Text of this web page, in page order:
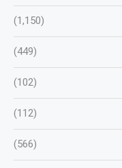
(1,150)
(449)
(102)
(112)
(566)